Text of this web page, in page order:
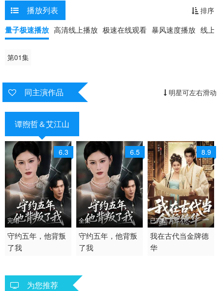
播放列表 排序
量子极速播放 高清线上播放 极速在线观看 暴风速度播放 线上
第01集
同主演作品 明星可左右滑动
谭煦哲＆艾江山
6.3
完结
2026 / 中国大陆 /
现代都市
守约五年，他背叛
了我
6.5
全集
2026 / 中国大陆 /
短剧 现代都市 国产
守约五年，他背叛
了我
8.9
已完结
2026 / 中国大陆 /
年代穿越
我在古代当金牌德
华
为您推荐